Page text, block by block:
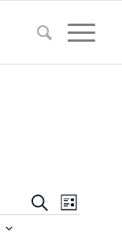
Buscar
de
Lista